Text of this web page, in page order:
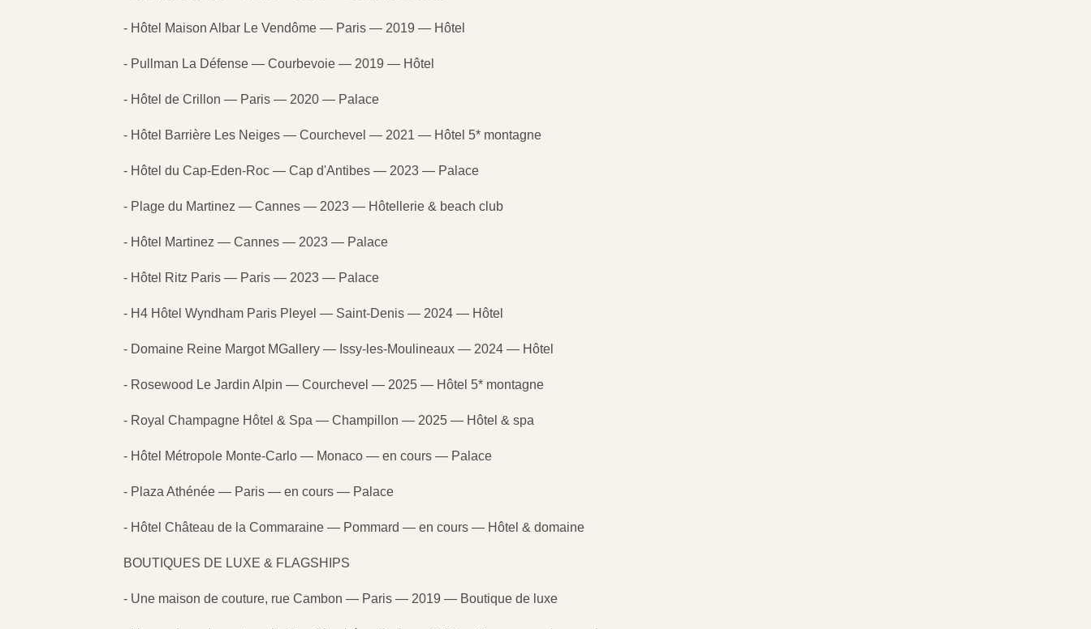
- Hôtel Maison Albar Le Vendôme — Paris — 2019 — Hôtel
- Pullman La Défense — Courbevoie — 2019 — Hôtel
- Hôtel de Crillon — Paris — 2020 — Palace
- Hôtel Barrière Les Neiges — Courchevel — 2021 — Hôtel 5* montagne
- Hôtel du Cap-Eden-Roc — Cap d'Antibes — 2023 — Palace
- Plage du Martinez — Cannes — 2023 — Hôtellerie & beach club
- Hôtel Martinez — Cannes — 2023 — Palace
- Hôtel Ritz Paris — Paris — 2023 — Palace
- H4 Hôtel Wyndham Paris Pleyel — Saint-Denis — 2024 — Hôtel
- Domaine Reine Margot MGallery — Issy-les-Moulineaux — 2024 — Hôtel
- Rosewood Le Jardin Alpin — Courchevel — 2025 — Hôtel 5* montagne
- Royal Champagne Hôtel & Spa — Champillon — 2025 — Hôtel & spa
- Hôtel Métropole Monte-Carlo — Monaco — en cours — Palace
- Plaza Athénée — Paris — en cours — Palace
- Hôtel Château de la Commaraine — Pommard — en cours — Hôtel & domaine
BOUTIQUES DE LUXE & FLAGSHIPS
- Une maison de couture, rue Cambon — Paris — 2019 — Boutique de luxe